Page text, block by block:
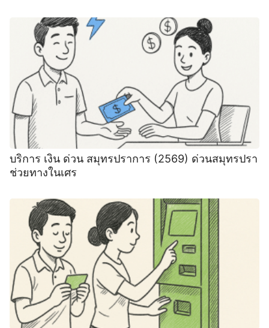
บริการ เงิน ด่วน สมุทรปราการ (2569) ด่วนสมุทรปรา
ช่วยทางในเศร